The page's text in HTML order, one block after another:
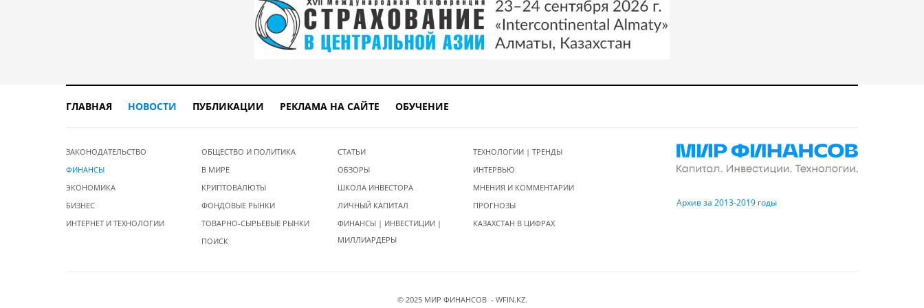
ГЛАВНАЯ НОВОСТИ ПУБЛИКАЦИИ РЕКЛАМА НА САЙТЕ ОБУЧЕНИЕ
ЗАКОНОДАТЕЛЬСТВО
ФИНАНСЫ
ЭКОНОМИКА
БИЗНЕС
ИНТЕРНЕТ И ТЕХНОЛОГИИ
ОБЩЕСТВО И ПОЛИТИКА
В МИРЕ
КРИПТОВАЛЮТЫ
ФОНДОВЫЕ РЫНКИ
ТОВАРНО-СЫРЬЕВЫЕ РЫНКИ
ПОИСК
СТАТЬИ
ОБЗОРЫ
ШКОЛА ИНВЕСТОРА
ЛИЧНЫЙ КАПИТАЛ
ФИНАНСЫ | ИНВЕСТИЦИИ |
МИЛЛИАРДЕРЫ
ТЕХНОЛОГИИ | ТРЕНДЫ
ИНТЕРВЬЮ
МНЕНИЯ И КОММЕНТАРИИ
ПРОГНОЗЫ
КАЗАХСТАН В ЦИФРАХ
Архив за 2013-2019 годы
© 2025 МИР ФИНАНСОВ - WFIN.KZ.